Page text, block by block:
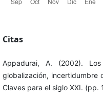
Citas
Appadurai, A. (2002).
globalización, incertidumbre
Claves para el siglo XXI. (pp.